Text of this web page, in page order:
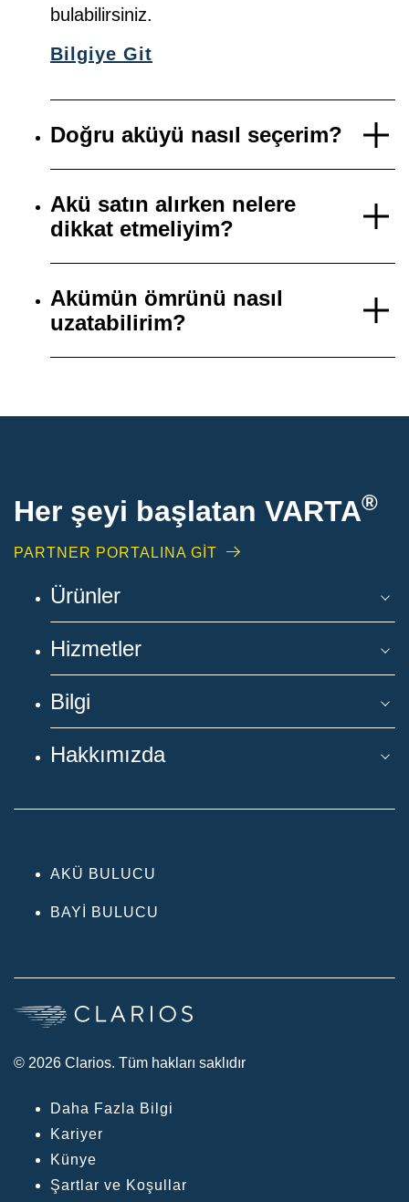
bulabilirsiniz.
Bilgiye Git
Doğru aküyü nasıl seçerim?
Akü satın alırken nelere
dikkat etmeliyim?
Akümün ömrünü nasıl
uzatabilirim?
Her şeyi başlatan VARTA®
PARTNER PORTALINA GİT
Ürünler
Hizmetler
Bilgi
Hakkımızda
AKÜ BULUCU
BAYI BULUCU
© 2026 Clarios. Tüm hakları saklıdır
Daha Fazla Bilgi
Kariyer
Künye
Şartlar ve Koşullar